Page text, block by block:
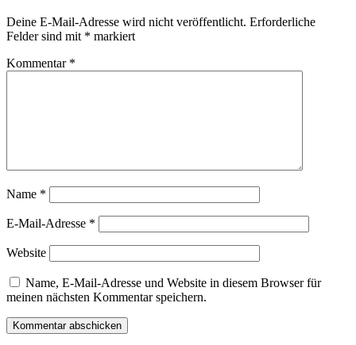
Deine E-Mail-Adresse wird nicht veröffentlicht. Erforderliche
Felder sind mit * markiert
Kommentar *
Name *
E-Mail-Adresse *
Website
Name, E-Mail-Adresse und Website in diesem Browser für
meinen nächsten Kommentar speichern.